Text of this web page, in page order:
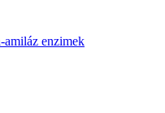
amiláz enzimek